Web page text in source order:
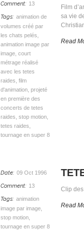
Comment: 13
Tags: animation de
volumes créé par
les chats pelés
animation image par
image court
métrage réalisé
avec les tetes
raides film
d'animation projeté
en première des
concerts de tetes
raides stop motion
tetes raides
tournage en super 8
Film
sa vie
Read
Date: 09 Oct 1996
Comment: 13
Tags: animation
image par image
stop motion
tournage en super 8
Clip
Read